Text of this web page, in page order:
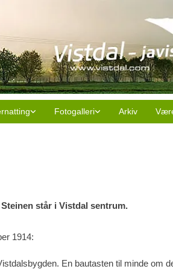
Fotogalleri Arkiv
står i Vistdal sentrum.
1914:
En bautasten til minde om